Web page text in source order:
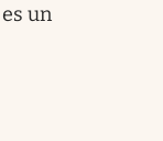
un